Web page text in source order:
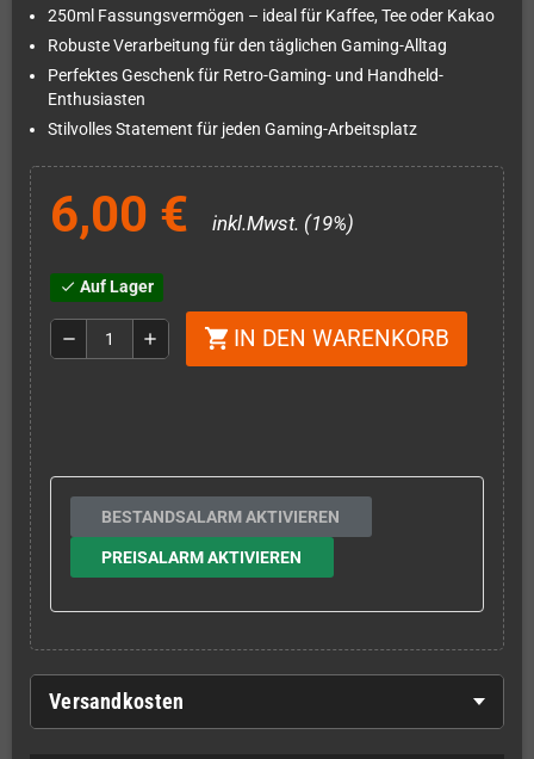
250ml Fassungsvermögen – ideal für Kaffee, Tee oder Kakao
Robuste Verarbeitung für den täglichen Gaming-Alltag
Perfektes Geschenk für Retro-Gaming- und Handheld-
Enthusiasten
Stilvolles Statement für jeden Gaming-Arbeitsplatz
6,00 € inkl.Mwst. (19%)
check Auf Lager
remove add shopping_cart IN DEN WARENKORB
BESTANDSALARM AKTIVIEREN
PREISALARM AKTIVIEREN
Versandkosten